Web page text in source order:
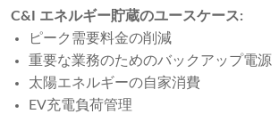
C&I エネルギー貯蔵のユースケース:
ピーク需要料金の削減
重要な業務のためのバックアップ電源
太陽エネルギーの自家消費
EV充電負荷管理